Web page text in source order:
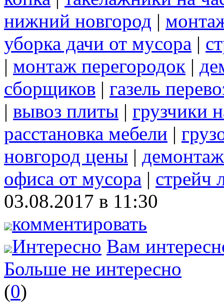
нижний новгород |
уборка дачи от мусора |
| монтаж перегородок |
сборщиков | газель
| вывоз плиты | грузчики
расстановка мебели |
новгород цены | демонтаж
офиса от мусора | стрейч
03.08.2017 в 11:30
комментировать
Интересно Вам
Больше не интересно
(0)